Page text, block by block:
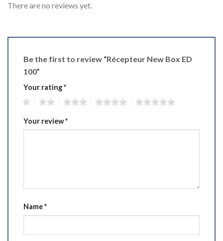
There are no reviews yet.
Be the first to review “Récepteur New Box ED
100”
Your rating*
Your review*
Name*